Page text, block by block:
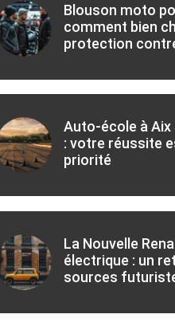
Blouson moto
comment bien
protection
Auto-école à Aix
: votre réussite
priorité
La Nouvelle
électrique : un
sources